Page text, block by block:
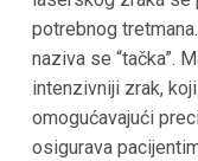
potrebnog
naziva se “tačka”.
intenzivniji zrak,
omogućavajući
osigurava